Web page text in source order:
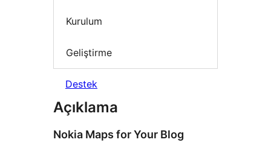
Kurulum
Geliştirme
Destek
Açıklama
Nokia Maps for Your Blog